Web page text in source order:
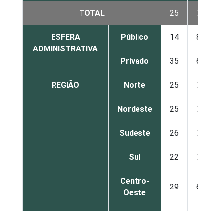
TOTAL 25 74
ESFERA
ADMINISTRATIVA
Público 14 85
Privado 35 64
REGIÃO Norte 25 74
Nordeste 25 74
Sudeste 26 73
Sul 22 78
Centro-
Oeste
29 68